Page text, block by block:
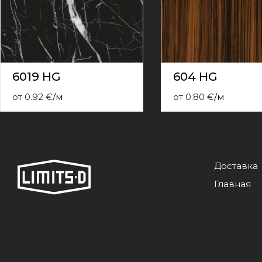
contact
form
moneyhublot.i
loved
this
luxury
watches.blog
6019 HG
от 0.92 €/м
604 HG
от 0.80 €/м
Доставка
Главная